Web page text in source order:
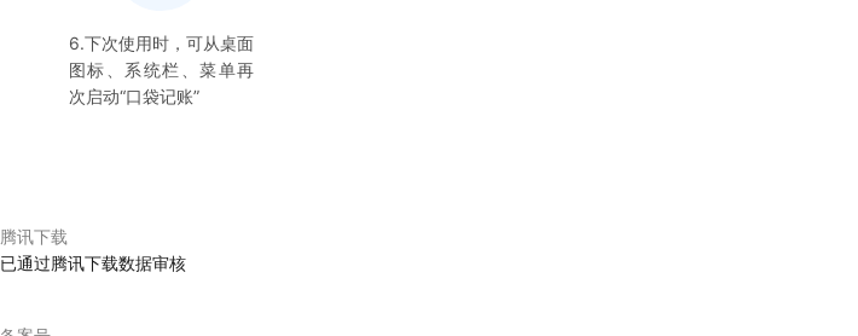
6.下次使用时，可从桌面
图标、系统栏、菜单再
次启动“口袋记账”
腾讯下载
已通过腾讯下载数据审核